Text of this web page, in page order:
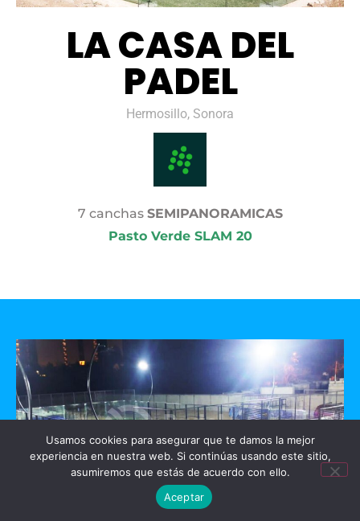
LA CASA DEL
PADEL
Hermosillo, Sonora
7 canchas SEMIPANORAMICAS
Pasto Verde SLAM 20
Usamos cookies para asegurar que te damos la mejor
experiencia en nuestra web. Si continúas usando este sitio,
asumiremos que estás de acuerdo con ello.
Aceptar